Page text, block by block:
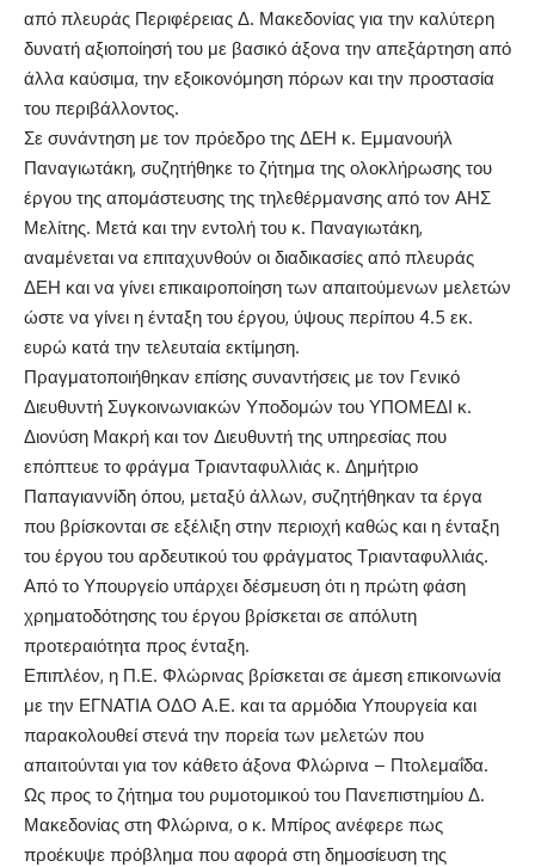
από πλευράς Περιφέρειας Δ. Μακεδονίας για την καλύτερη
δυνατή αξιοποίησή του με βασικό άξονα την απεξάρτηση από
άλλα καύσιμα, την εξοικονόμηση πόρων και την προστασία
του περιβάλλοντος.
Σε συνάντηση με τον πρόεδρο της ΔΕΗ κ. Εμμανουήλ
Παναγιωτάκη, συζητήθηκε το ζήτημα της ολοκλήρωσης του
έργου της απομάστευσης της τηλεθέρμανσης από τον ΑΗΣ
Μελίτης. Μετά και την εντολή του κ. Παναγιωτάκη,
αναμένεται να επιταχυνθούν οι διαδικασίες από πλευράς
ΔΕΗ και να γίνει επικαιροποίηση των απαιτούμενων μελετών
ώστε να γίνει η ένταξη του έργου, ύψους περίπου 4.5 εκ.
ευρώ κατά την τελευταία εκτίμηση.
Πραγματοποιήθηκαν επίσης συναντήσεις με τον Γενικό
Διευθυντή Συγκοινωνιακών Υποδομών του ΥΠΟΜΕΔΙ κ.
Διονύση Μακρή και τον Διευθυντή της υπηρεσίας που
επόπτευε το φράγμα Τριανταφυλλιάς κ. Δημήτριο
Παπαγιαννίδη όπου, μεταξύ άλλων, συζητήθηκαν τα έργα
που βρίσκονται σε εξέλιξη στην περιοχή καθώς και η ένταξη
του έργου του αρδευτικού του φράγματος Τριανταφυλλιάς.
Από το Υπουργείο υπάρχει δέσμευση ότι η πρώτη φάση
χρηματοδότησης του έργου βρίσκεται σε απόλυτη
προτεραιότητα προς ένταξη.
Επιπλέον, η Π.Ε. Φλώρινας βρίσκεται σε άμεση επικοινωνία
με την ΕΓΝΑΤΙΑ ΟΔΟ Α.Ε. και τα αρμόδια Υπουργεία και
παρακολουθεί στενά την πορεία των μελετών που
απαιτούνται για τον κάθετο άξονα Φλώρινα – Πτολεμαΐδα.
Ως προς το ζήτημα του ρυμοτομικού του Πανεπιστημίου Δ.
Μακεδονίας στη Φλώρινα, ο κ. Μπίρος ανέφερε πως
προέκυψε πρόβλημα που αφορά στη δημοσίευση της